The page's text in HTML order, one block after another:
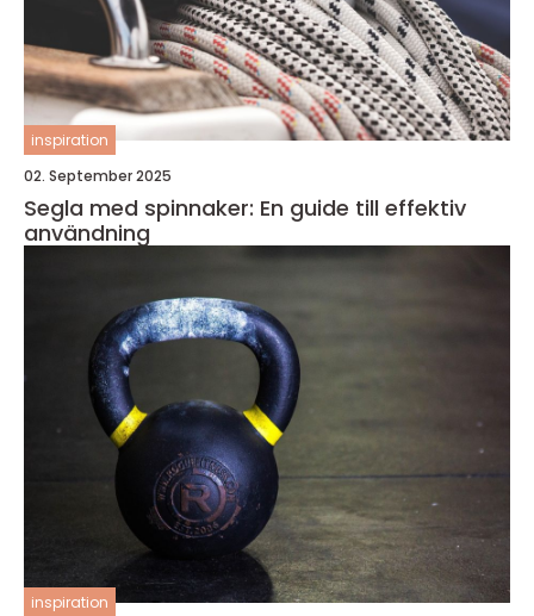
inspiration
02. September 2025
Segla med spinnaker: En guide till effektiv
användning
inspiration